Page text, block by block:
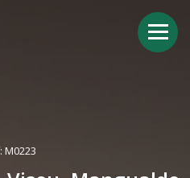
M0223